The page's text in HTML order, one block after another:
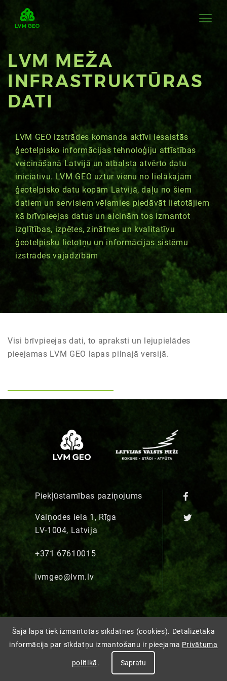
LVM MEŽA
INFRASTRUKTŪRAS
DATI
LVM GEO izstrādes komanda aktīvi iesaistās
ģeotelpisko informācijas tehnoloģiju attīstības
veicināšanā Latvijā un atbalsta atvērto datu
iniciatīvu. LVM GEO uztur vienu no lielākajām
ģeotelpisko datu kopām Latvijā, daļu no šiem
datiem un servisiem vēlamies piedāvāt lietotājiem
kā brīvpieejas datus un aicinām tos izmantot
izglītības, izpētes, zinātnes un kvalitatīvu
ģeotelpisku lietotņu un informācijas sistēmu
izstrādes vajadzībām
Visi brīvpieejas dati, to apraksti un lejupielādes
pieejamas LVM GEO lapas pilnajā versijā.
Piekļūstamības paziņojums
Vaiņodes iela 1, Rīga
LV-1004, Latvija
+371 67610015
lvmgeo@lvm.lv
Šajā lapā tiek izmantotas sīkdatnes (cookies). Detalizētāka
informācija par sīkdatņu izmantošanu ir pieejama Privātuma
politikā. Sapratu